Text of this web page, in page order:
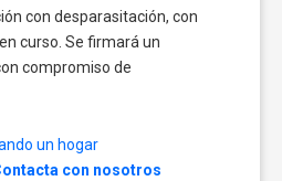
con desparasitación, con
curso. Se firmará un
compromiso de
un hogar
con nosotros